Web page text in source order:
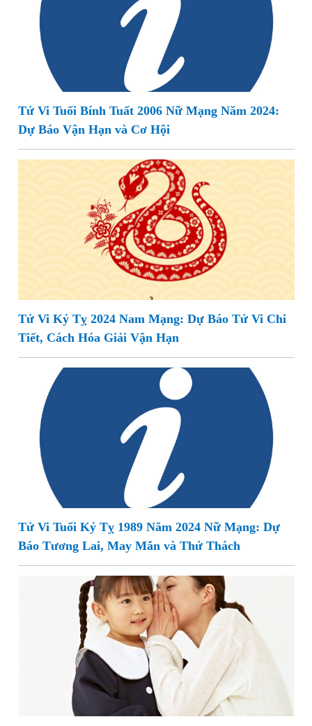
Tử Vi Tuổi Bính Tuất 2006 Nữ Mạng Năm 2024:
Dự Báo Vận Hạn và Cơ Hội
Tử Vi Kỷ Tỵ 2024 Nam Mạng: Dự Báo Tử Vi Chi
Tiết, Cách Hóa Giải Vận Hạn
Tử Vi Tuổi Kỷ Tỵ 1989 Năm 2024 Nữ Mạng: Dự
Báo Tương Lai, May Mắn và Thử Thách